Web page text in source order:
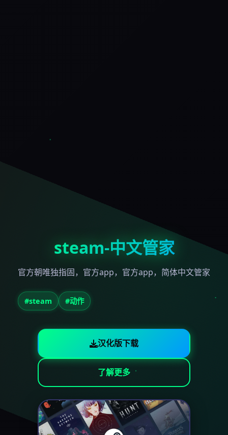
steam-中文管家
官方朝唯独指固，官方app，官方app，简体中文管家
#steam #动作
汉化版下载
了解更多